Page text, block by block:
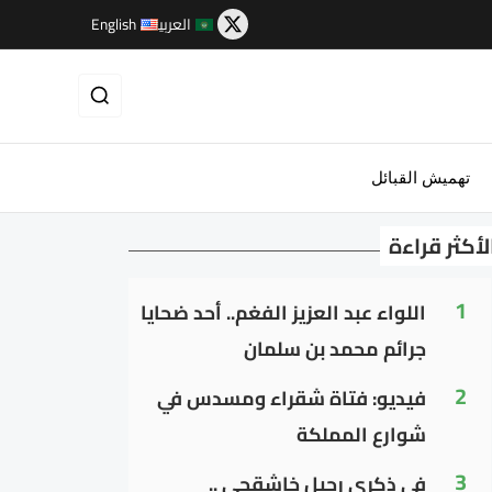
العربية English
تهميش القبائل
قراءة
1
اللواء عبد العزيز الفغم.. أحد ضحايا
جرائم محمد بن سلمان
2
فيديو: فتاة شقراء ومسدس في
شوارع المملكة
3 في ذكرى رحيل خاشقجي ..